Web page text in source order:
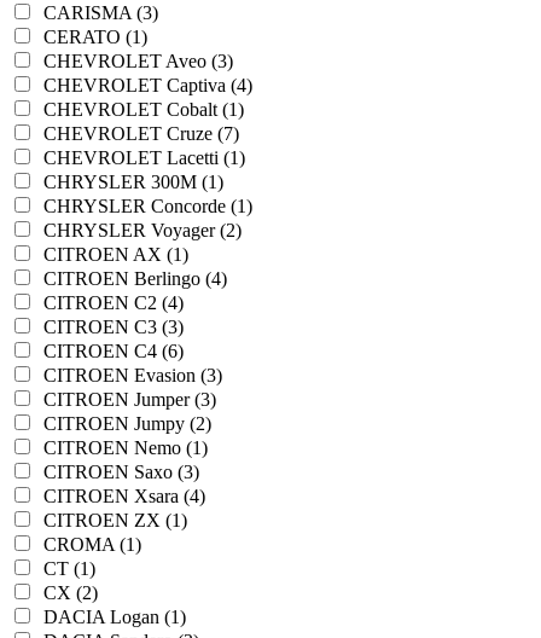
CARISMA (3)
CERATO (1)
CHEVROLET Aveo (3)
CHEVROLET Captiva (4)
CHEVROLET Cobalt (1)
CHEVROLET Cruze (7)
CHEVROLET Lacetti (1)
CHRYSLER 300M (1)
CHRYSLER Concorde (1)
CHRYSLER Voyager (2)
CITROEN AX (1)
CITROEN Berlingo (4)
CITROEN C2 (4)
CITROEN C3 (3)
CITROEN C4 (6)
CITROEN Evasion (3)
CITROEN Jumper (3)
CITROEN Jumpy (2)
CITROEN Nemo (1)
CITROEN Saxo (3)
CITROEN Xsara (4)
CITROEN ZX (1)
CROMA (1)
CT (1)
CX (2)
DACIA Logan (1)